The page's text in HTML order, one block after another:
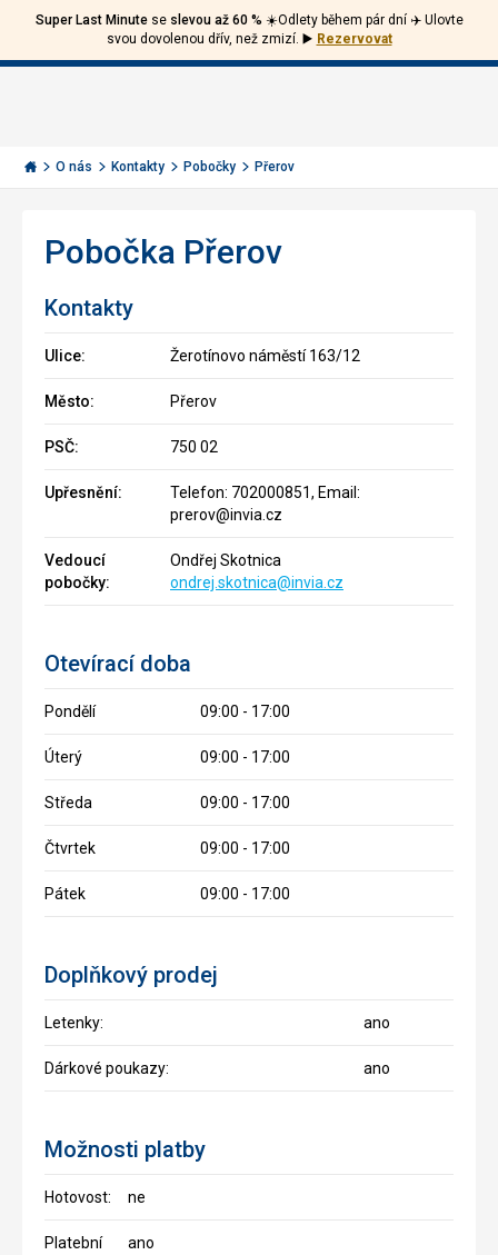
Jít
Invia.cz
Volejte
226
000
Přihlásit
se
O nás Kontakty Pobočky Přerov
Pobočka Přerov
Kontakty
Ulice: Žerotínovo náměstí 163/12
Město: Přerov
PSČ: 750 02
Upřesnění:
Telefon: 702000851, Email:
prerov@invia.cz
Vedoucí
pobočky:
Ondřej Skotnica
ondrej.skotnica@invia.cz
Otevírací doba
Pondělí 09:00 - 17:00
Úterý 09:00 - 17:00
Středa 09:00 - 17:00
Čtvrtek 09:00 - 17:00
Pátek 09:00 - 17:00
Doplňkový prodej
Letenky: ano
Dárkové poukazy: ano
Možnosti platby
Hotovost: ne
Platební
ano
Super Last Minutese slevou až 60 % ☀️Odlety během pár dní ✈️ Ulovte
svou dovolenou dřív, než zmizí. ▶️ Rezervovat